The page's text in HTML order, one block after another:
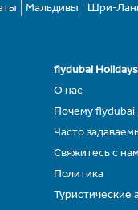
Мальдивы Шри-
flydubai Holidays
О нас
Почему flydubai
Часто
Свяжитесь с
Политика
Туристические